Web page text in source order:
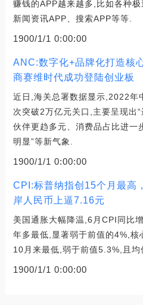
赚钱的APP越来越多,比如各种极
新闻资讯APP、搜索APP等等.
1900/1/1 0:00:00
ANC:数字化+品牌化打造核
商赛维时代成功登陆创业板
近日,海关总署数据显示,2022年
次突破2万亿元关口,主要呈现出
伙伴更趋多元、消费品占比进一
明显”等新气象.
1900/1/1 0:00:00
CPI:标普纳指创15个月最高
岸人民币上逼7.16元
美国通胀大幅降温,6月CPI同比
年多最低,显著弱于前值的4%,
10月来最低,弱于前值5.3%,且均
1900/1/1 0:00:00